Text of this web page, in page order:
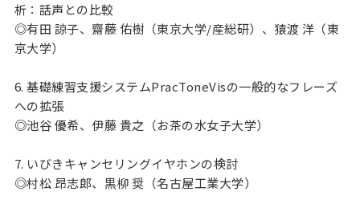
析：話声との比較
◎有田 諒子、齋藤 佑樹（東京大学/産総研）、猿渡 洋（東
京大学）
6. 基礎練習支援システムPracToneVisの一般的なフレーズ
への拡張
◎池谷 優希、伊藤 貴之（お茶の水女子大学）
7. いびきキャンセリングイヤホンの検討
◎村松 昂志郎、黒柳 奨（名古屋工業大学）